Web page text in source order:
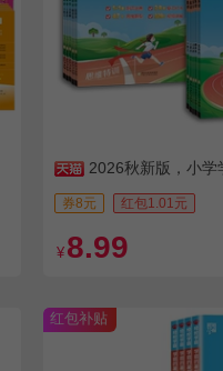
2026秋新版，小学
任选
券8元 红包1.01元
¥ 8.99
红包补贴